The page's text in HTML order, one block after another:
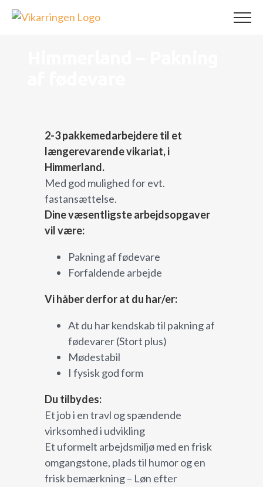
Skip
2-3 pakkemedarbejdere til et
længerevarende vikariat, i
Himmerland.
Med god mulighed for evt.
fastansættelse.
Dine væsentligste arbejdsopgaver
vil være:
Pakning af fødevare
Forfaldende arbejde
Vi håber derfor at du har/er:
At du har kendskab til pakning af
fødevarer (Stort plus)
Mødestabil
I fysisk god form
Du tilbydes:
Et job i en travl og spændende
virksomhed i udvikling
Et uformelt arbejdsmiljø med en frisk
omgangstone, plads til humor og en
frisk bemærkning – Løn efter